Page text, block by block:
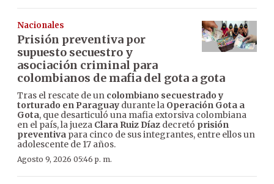
Nacionales
Prisión preventiva por
supuesto secuestro y
asociación criminal para
colombianos de mafia del gota a gota
Tras el rescate de un colombiano secuestrado y
torturado en Paraguay durante la Operación Gota a
Gota, que desarticuló una mafia extorsiva colombiana
en el país, la jueza Clara Ruiz Díaz decretó prisión
preventiva para cinco de sus integrantes, entre ellos un
adolescente de 17 años.
Agosto 9, 2026 05:46 p. m.